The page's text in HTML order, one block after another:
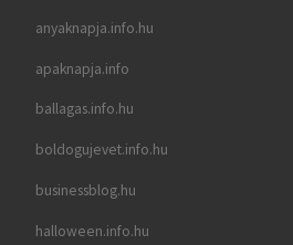
anyaknapja.info.hu
apaknapja.info
ballagas.info.hu
boldogujevet.info.hu
businessblog.hu
halloween.info.hu